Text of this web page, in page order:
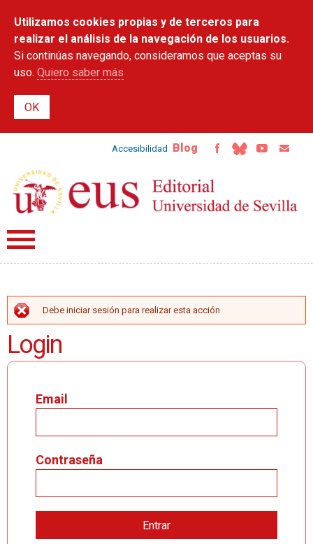
contenido
principal
Utilizamos cookies propias y de terceros para
realizar el análisis de la navegación de los usuarios.
Si continúas navegando, consideramos que aceptas su
uso. Quiero saber más
Accesibilidad Blog
MENSAJE DE ERROR
Debe iniciar sesión para realizar esta acción
Login
Email
Contraseña